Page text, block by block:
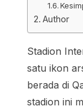
Author
Stadion
satu ikon
berada di
stadion ini